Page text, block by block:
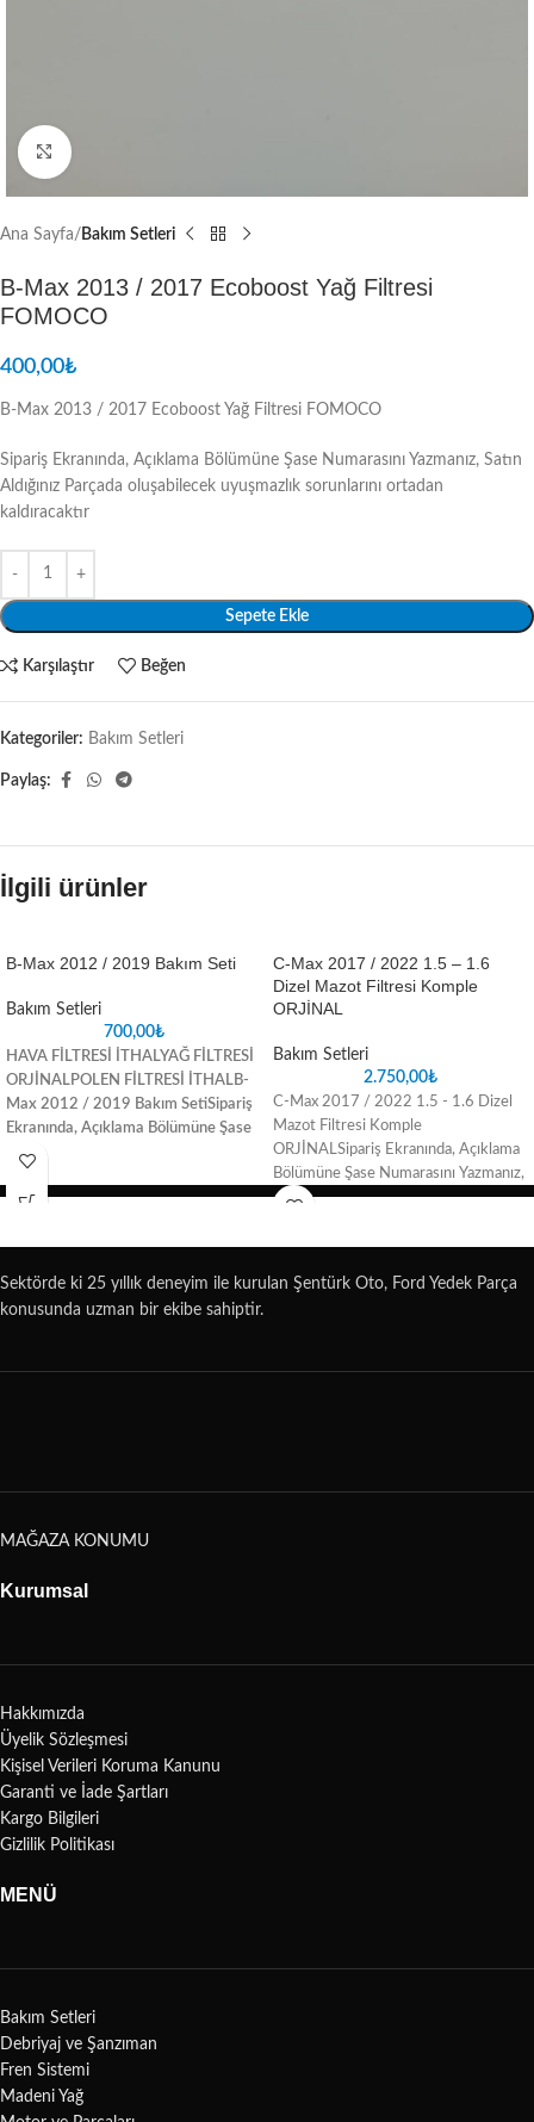
Resmi Büyüt
Ana Sayfa Bakım Setleri
B-Max 2013 / 2017 Ecoboost Yağ Filtresi
FOMOCO
400,00₺
B-Max 2013 / 2017 Ecoboost Yağ Filtresi FOMOCO
Sipariş Ekranında, Açıklama Bölümüne Şase Numarasını Yazmanız, Satın
Aldığınız Parçada oluşabilecek uyuşmazlık sorunlarını ortadan
kaldıracaktır
Sepete Ekle
Karşılaştır Beğen
Kategoriler: Bakım Setleri
Paylaş:
İlgili ürünler
B-Max 2012 / 2019 Bakım Seti
Bakım Setleri
700,00₺
HAVA FİLTRESİ İTHALYAĞ FİLTRESİ
ORJİNAL POLEN FİLTRESİ İTHAL B-
Max 2012 / 2019 Bakım SetiSipariş
Ekranında, Açıklama Bölümüne Şase
Numarasını Yazmanız, Satın Aldığınız
sorunlarını ortadan kaldıracaktır.
C-Max 2017 / 2022 1.5 – 1.6
Dizel Mazot Filtresi Komple
ORJİNAL
Bakım Setleri
2.750,00₺
C-Max 2017 / 2022 1.5 - 1.6 Dizel
Mazot Filtresi Komple
ORJİNALSipariş Ekranında, Açıklama
Bölümüne Şase Numarasını Yazmanız,
Satın Aldığınız Parçada oluşabilecek
kaldıracaktır.
Sektörde ki 25 yıllık deneyim ile kurulan Şentürk Oto, Ford Yedek Parça
konusunda uzman bir ekibe sahiptir.
MAĞAZA KONUMU
Kurumsal
Hakkımızda
Üyelik Sözleşmesi
Kişisel Verileri Koruma Kanunu
Garanti ve İade Şartları
Kargo Bilgileri
Gizlilik Politikası
MENÜ
Bakım Setleri
Debriyaj ve Şanzıman
Fren Sistemi
Madeni Yağ